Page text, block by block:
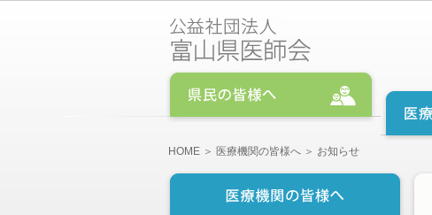
HOME ＞ 医療機関の皆様へ ＞ お知らせ